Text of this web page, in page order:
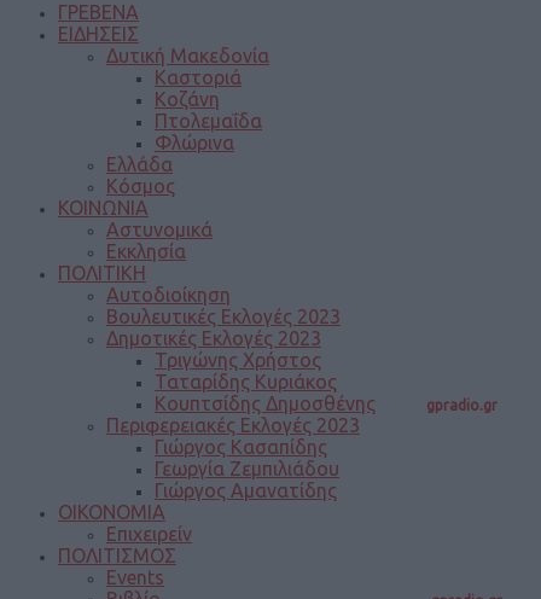
ΓΡΕΒΕΝΑ
ΕΙΔΗΣΕΙΣ
Δυτική Μακεδονία
Καστοριά
Κοζάνη
Πτολεμαΐδα
Φλώρινα
Ελλάδα
Κόσμος
ΚΟΙΝΩΝΙΑ
Αστυνομικά
Εκκλησία
ΠΟΛΙΤΙΚΗ
Αυτοδιοίκηση
Βουλευτικές Εκλογές 2023
Δημοτικές Εκλογές 2023
Τριγώνης Χρήστος
Ταταρίδης Κυριάκος
Κουπτσίδης Δημοσθένης
Περιφερειακές Εκλογές 2023
Γιώργος Κασαπίδης
Γεωργία Ζεμπιλιάδου
Γιώργος Αμανατίδης
ΟΙΚΟΝΟΜΙΑ
Επιχειρείν
ΠΟΛΙΤΙΣΜΟΣ
Events
gpradio.gr